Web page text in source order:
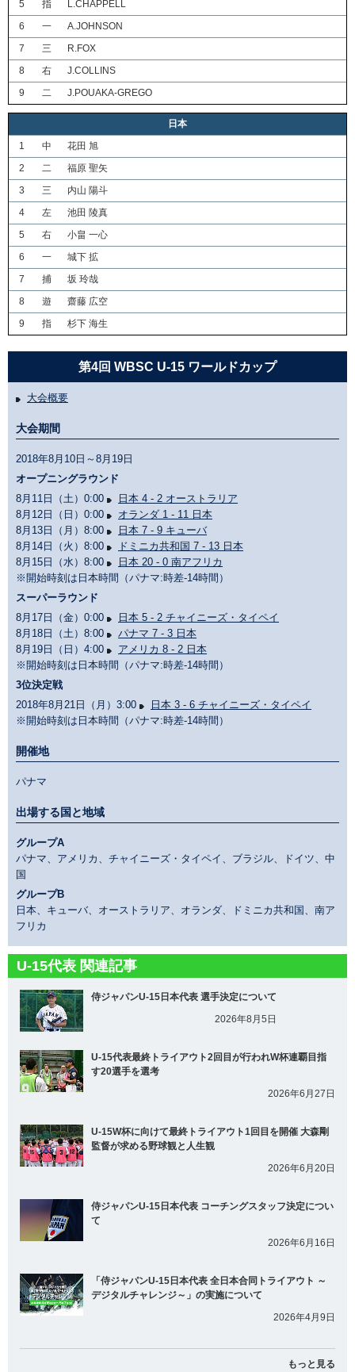
5 指
L.CHAPPELL
6
一
A.JOHNSON
7
三
R.FOX
8
右
J.COLLINS
9
二 J.POUAKA-GREGO
日本
1
中
花田 旭
2
二
福原 聖矢
3
三
内山 陽斗
4
左
池田 陵真
5
右
小畠 一心
6
一
城下 拡
7
捕
坂 玲哉
8
遊
齋藤 広空
9
指 杉下 海生
第4回 WBSC U-15 ワールドカップ
大会概要
大会期間
2018年8月10日～8月19日
オープニングラウンド
8月11日（土）0:00
日本 4 - 2 オーストラリア
8月12日（日）0:00
オランダ 1 - 11 日本
8月13日（月）8:00
日本 7 - 9 キューバ
8月14日（火）8:00
ドミニカ共和国 7 - 13 日本
8月15日（水）8:00
日本 20 - 0 南アフリカ
※開始時刻は日本時間（パナマ:時差-14時間）
スーパーラウンド
8月17日（金）0:00
日本 5 - 2 チャイニーズ・タイペイ
8月18日（土）8:00
パナマ 7 - 3 日本
8月19日（日）4:00
アメリカ 8 - 2 日本
※開始時刻は日本時間（パナマ:時差-14時間）
3位決定戦
2018年8月21日（月）3:00
日本 3 - 6 チャイニーズ・タイペイ
※開始時刻は日本時間（パナマ:時差-14時間）
開催地
パナマ
出場する国と地域
グループA
パナマ、アメリカ、チャイニーズ・タイペイ、ブラジル、ドイツ、中
国
グループB
日本、キューバ、オーストラリア、オランダ、ドミニカ共和国、南ア
フリカ
U-15代表 関連記事
侍ジャパンU-15日本代表 選手決定について
2026年8月5日
U-15代表最終トライアウト2回目が行われW杯連覇目指
す20選手を選考
2026年6月27日
U-15W杯に向けて最終トライアウト1回目を開催 大森剛
監督が求める野球観と人生観
2026年6月20日
侍ジャパンU-15日本代表 コーチングスタッフ決定につい
て
2026年6月16日
「侍ジャパンU-15日本代表 全日本合同トライアウト ～
デジタルチャレンジ～」の実施について
2026年4月9日
もっと見る